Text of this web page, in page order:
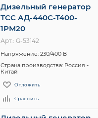
Дизельный генератор
ТСС АД-440С-Т400-
1РМ20
Арт.: G-53142
Напряжение: 230/400 В
Страна производства: Россия -
Китай
Отложить
Сравнить